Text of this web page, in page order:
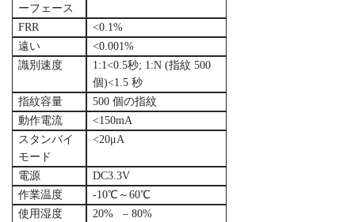
ーフェース
FRR
<0.1%
遠い
<0.001%
識別速度
1:1<0.5秒; 1:N (指紋 500
個)<1.5 秒
指紋容量
500 個の指紋
動作電流
<150mA
スタンバイ
モード
<20μA
電源
DC3.3V
作業温度
-10℃～60℃
使用湿度
20% – 80%